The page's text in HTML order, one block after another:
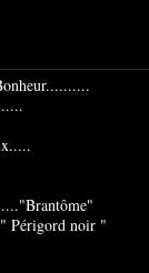
Périgord noir "